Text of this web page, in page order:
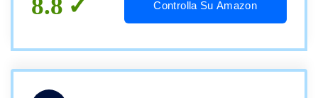
8.8 Controlla Su Amazon